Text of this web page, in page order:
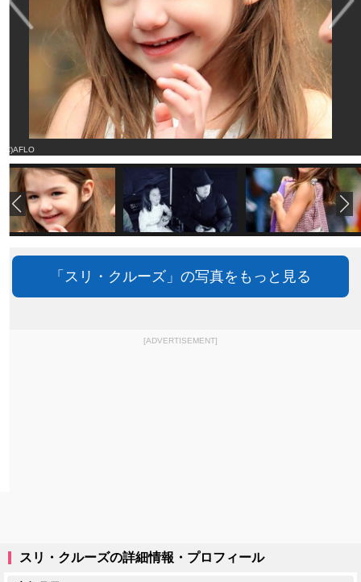
(C)AFLO
「スリ・クルーズ」の写真をもっと見る
[ADVERTISEMENT]
スリ・クルーズの詳細情報・プロフィール